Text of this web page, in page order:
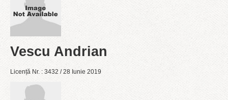
Vescu Andrian
Licență Nr. : 3432 / 28 Iunie 2019